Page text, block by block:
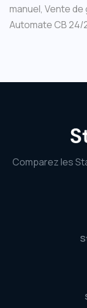
manuel, Vente
Automate CB 24/
Comparez les